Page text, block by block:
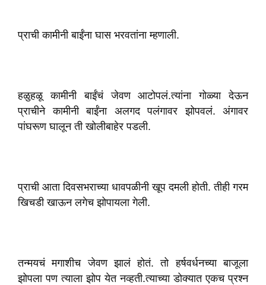
प्राची कामीनी बाईंना घास भरवतांना म्हणाली.
हळुहळू कामीनी बाईंचं जेवण आटोपलं.त्यांना गोळ्या देऊन
प्राचीने कामीनी बाईंना अलगद पलंगावर झोपवलं. अंगावर
पांघरूण घालून ती खोलीबाहेर पडली.
प्राची आता दिवसभराच्या धावपळीनी खूप दमली होती. तीही गरम
खिचडी खाऊन लगेच झोपायला गेली.
तन्मयचं मगाशीच जेवण झालं होतं. तो हर्षवर्धनच्या बाजूला
झोपला पण त्याला झोप येत नव्हती.त्याच्या डोक्यात एकच प्रश्न